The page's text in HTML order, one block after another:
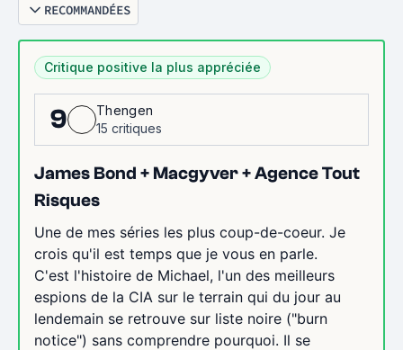
RECOMMANDÉES
Critique positive la plus appréciée
9
Thengen
15 critiques
James Bond + Macgyver + Agence Tout
Risques
Une de mes séries les plus coup-de-coeur. Je
crois qu'il est temps que je vous en parle.
C'est l'histoire de Michael, l'un des meilleurs
espions de la CIA sur le terrain qui du jour au
lendemain se retrouve sur liste noire ("burn
notice") sans comprendre pourquoi. Il se